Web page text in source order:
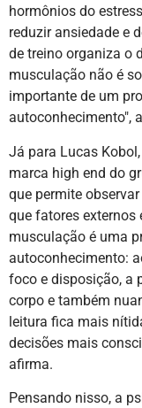
hormônios do
reduzir ansiedade e
de treino organiza o
musculação não é
importante de um
autoconhecimento",
Já para Lucas
marca high end do
que permite
que fatores externos
musculação é uma
autoconhecimento:
foco e disposição, a
corpo e também
leitura fica mais
decisões mais
afirma.
Pensando nisso, a